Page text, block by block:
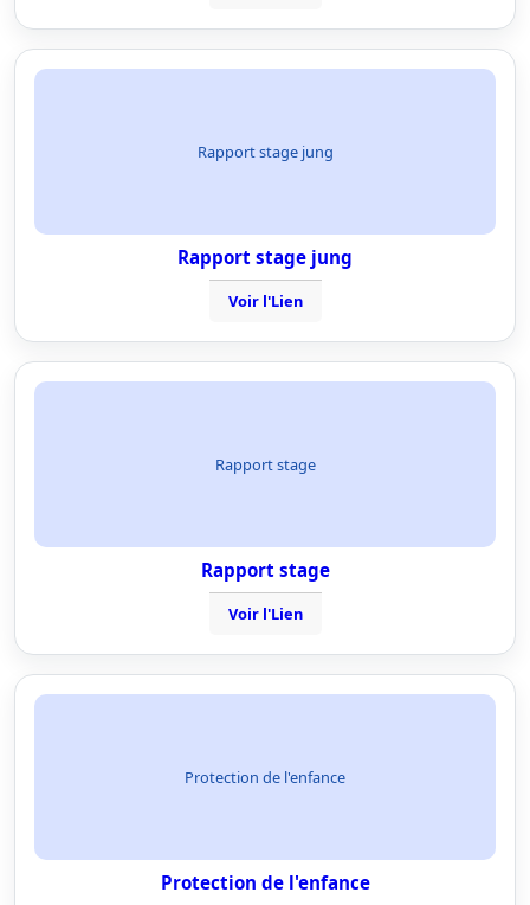
Rapport stage jung
Rapport stage jung
Voir l'Lien
Rapport stage
Rapport stage
Voir l'Lien
Protection de l'enfance
Protection de l'enfance